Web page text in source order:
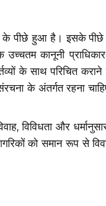
के पीछे हुआ है। इसके
उच्चतम कानूनी
के साथ परिचित कराने
के अंतर्गत रहना
विविधता और
को समान रूप से